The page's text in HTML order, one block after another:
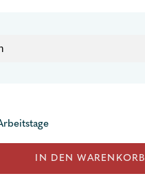
IN DEN WARENKORB